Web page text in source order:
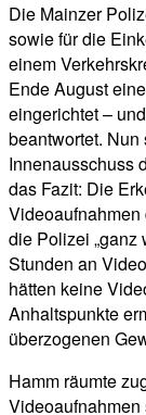
Die Mainzer
sowie für die
einem
Ende August
eingerichtet –
beantwortet.
Innenausschuss
das Fazit: Die
Videoaufnahmen
die Polizei „ganz
Stunden an
hätten keine
Anhaltspunkte
überzogenen
Hamm räumte